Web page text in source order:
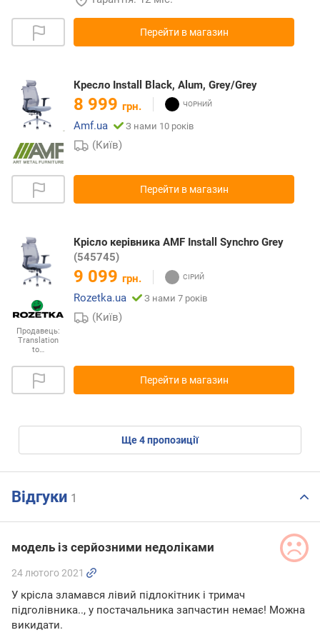
Перейти в магазин
Кресло Install Black, Alum, Grey/Grey
8 999 грн.
Amf.ua
З нами 10 років
(Київ)
Перейти в магазин
Продавець:
Translation
to…
Крісло керівника AMF Install Synchro Grey
(545745)
9 099 грн.
Rozetka.ua
З нами 7 років
(Київ)
Перейти в магазин
ще4пропозиції
Відгуки 1
модель із серйозними недоліками
24 лютого 2021
У крісла зламався лівий підлокітник і тримач
підголівника.., у постачальника запчастин немає! Можна
викидати.